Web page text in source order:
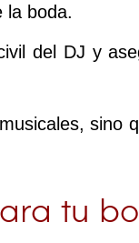
la boda.
del DJ y
sino
tu